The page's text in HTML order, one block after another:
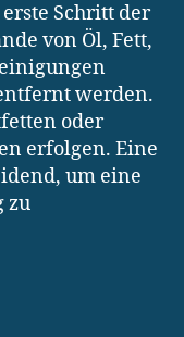
Schritt der
von Öl, Fett,
werden.
oder
erfolgen. Eine
um eine
zu